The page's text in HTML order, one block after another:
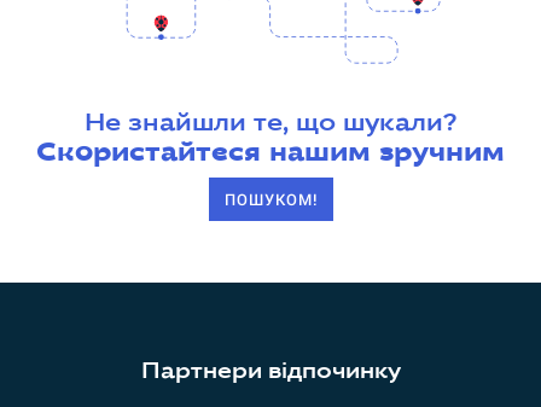
Не знайшли те, що шукали?
Скористайтеся нашим зручним
ПОШУКОМ!
Партнери відпочинку